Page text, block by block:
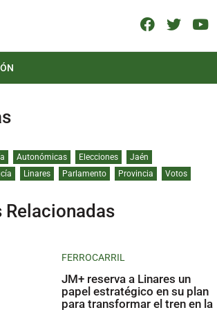
Autonómicas Elecciones
Jaén
Linares Parlamento Provincia Votos
FERROCARRIL
JM+ reserva a Linares un
papel estratégico en su plan
para transformar el tren en la